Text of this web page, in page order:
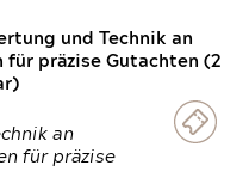
und Technik an
präzise Gutachten (2
an
für präzise